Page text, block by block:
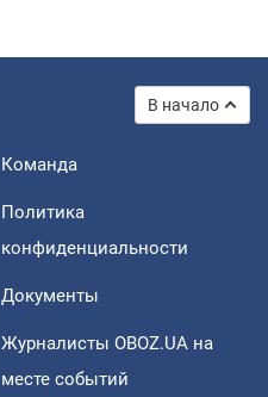
В начало
Команда
Политика
конфиденциальности
Документы
Журналисты OBOZ.UA на
месте событий